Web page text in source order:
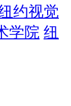
约视觉
学院 纽